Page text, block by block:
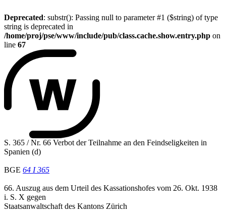
Deprecated: substr(): Passing null to parameter #1 ($string) of type
string is deprecated in
/home/proj/pse/www/include/pub/class.cache.show.entry.php on
line 67
S. 365 / Nr. 66 Verbot der Teilnahme an den Feindseligkeiten in
Spanien (d)
BGE 64 I 365
66. Auszug aus dem Urteil des Kassationshofes vom 26. Okt. 1938
i. S. X gegen
Staatsanwaltschaft des Kantons Zürich